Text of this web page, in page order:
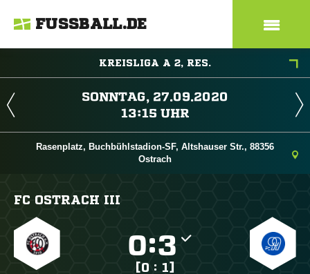
FUSSBALL.DE
KREISLIGA A 2, RES.
 
 
Rasenplatz, Buchbühlstadion-SF, Altshauser Str., 88356
Ostrach
FC OSTRACH III
:
[0 : 1]